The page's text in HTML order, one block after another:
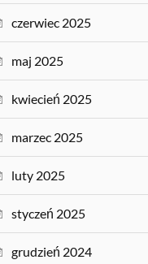
czerwiec 2025
maj 2025
kwiecień 2025
marzec 2025
luty 2025
styczeń 2025
grudzień 2024